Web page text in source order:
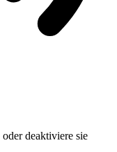
deaktiviere sie